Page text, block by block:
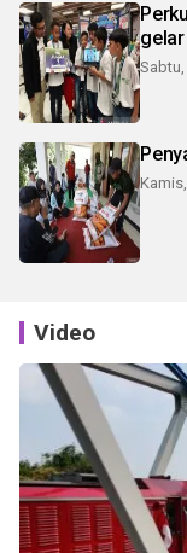
Sabtu,
Video